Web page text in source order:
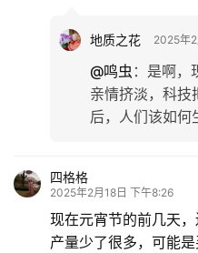
地质之花 2025年
@鸣虫 ： 是啊，
亲情挤淡，科技
后，人们该如何
四格格
2025年2月18日 下午8:26
现在元宵节的前几天
产量少了很多，可能